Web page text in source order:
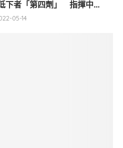
下者「第四劑」 指揮中...
05-14